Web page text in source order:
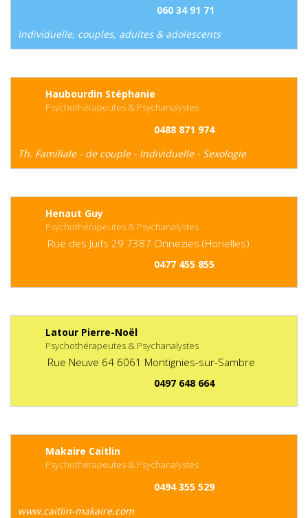
060 34 91 71
Individuelle, couples, adultes & adolescents
Haubourdin Stéphanie
Psychothérapeutes & Psychanalystes
0488 871 974
Th. Familiale - de couple - Individuelle - Sexologie
Henaut Guy
Psychothérapeutes & Psychanalystes
Rue des Juifs 29 7387 Onnezies (Honelles)
0477 455 855
Latour Pierre-Noël
Psychothérapeutes & Psychanalystes
Rue Neuve 64 6061 Montignies-sur-Sambre
0497 648 664
Makaire Caitlin
Psychothérapeutes & Psychanalystes
0494 355 529
www.caitlin-makaire.com